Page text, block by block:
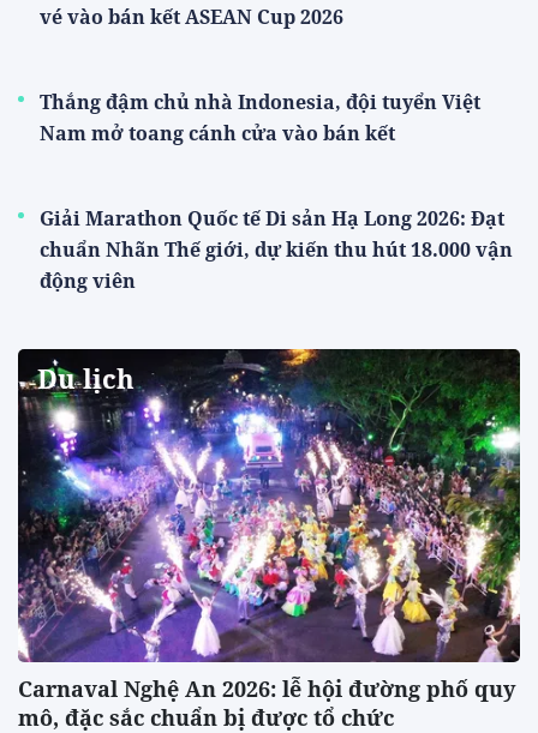
vé vào bán kết ASEAN Cup 2026
Thắng đậm chủ nhà Indonesia, đội tuyển Việt
Nam mở toang cánh cửa vào bán kết
Giải Marathon Quốc tế Di sản Hạ Long 2026: Đạt
chuẩn Nhãn Thế giới, dự kiến thu hút 18.000 vận
động viên
Du lịch
Carnaval Nghệ An 2026: lễ hội đường phố quy
mô, đặc sắc chuẩn bị được tổ chức